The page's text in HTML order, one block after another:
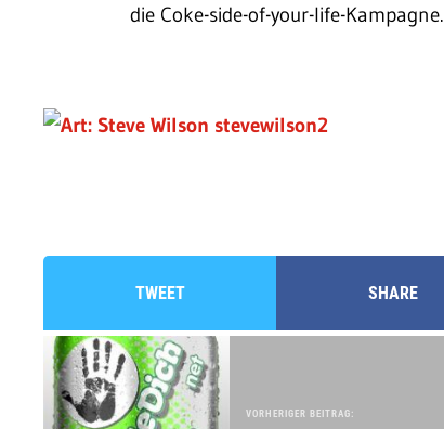
die Coke-side-of-your-life-Kampagne.
TWEET SHARE
VORHERIGER BEITRAG: